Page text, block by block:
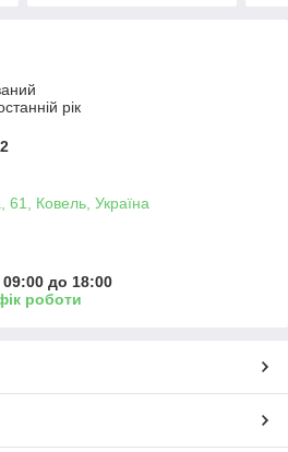
рік
61, Ковель, Україна
до 18:00
роботи